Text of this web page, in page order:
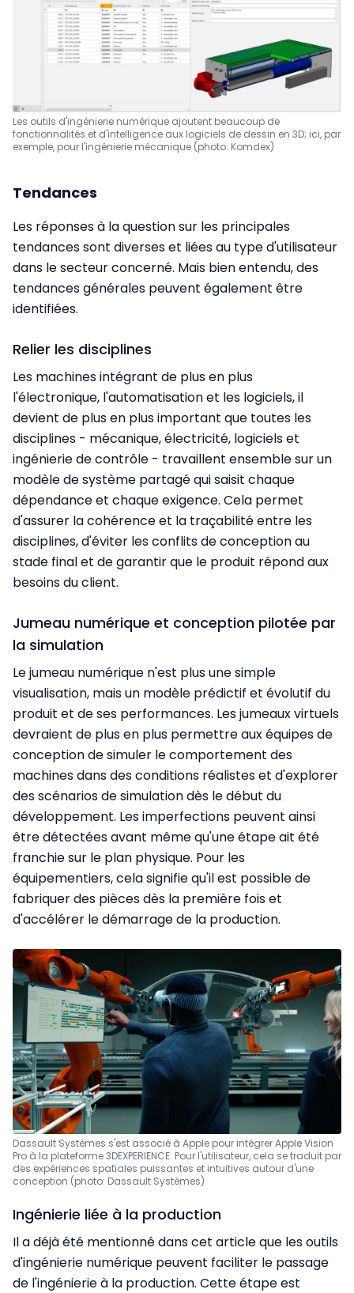
Les outils d'ingénierie numérique ajoutent beaucoup de
fonctionnalités et d'intelligence aux logiciels de dessin en 3D; ici, par
exemple, pour l'ingénierie mécanique (photo: Komdex)
Tendances
Les réponses à la question sur les principales
tendances sont diverses et liées au type d'utilisateur
dans le secteur concerné. Mais bien entendu, des
tendances générales peuvent également être
identifiées.
Relier les disciplines
Les machines intégrant de plus en plus
l'électronique, l'automatisation et les logiciels, il
devient de plus en plus important que toutes les
disciplines - mécanique, électricité, logiciels et
ingénierie de contrôle - travaillent ensemble sur un
modèle de système partagé qui saisit chaque
dépendance et chaque exigence. Cela permet
d'assurer la cohérence et la traçabilité entre les
disciplines, d'éviter les conflits de conception au
stade final et de garantir que le produit répond aux
besoins du client.
Jumeau numérique et conception pilotée par
la simulation
Le jumeau numérique n'est plus une simple
visualisation, mais un modèle prédictif et évolutif du
produit et de ses performances. Les jumeaux virtuels
devraient de plus en plus permettre aux équipes de
conception de simuler le comportement des
machines dans des conditions réalistes et d'explorer
des scénarios de simulation dès le début du
développement. Les imperfections peuvent ainsi
être détectées avant même qu'une étape ait été
franchie sur le plan physique. Pour les
équipementiers, cela signifie qu'il est possible de
fabriquer des pièces dès la première fois et
d'accélérer le démarrage de la production.
Dassault Systèmes s'est associé à Apple pour intégrer Apple Vision
Pro à la plateforme 3DEXPERIENCE. Pour l'utilisateur, cela se traduit par
des expériences spatiales puissantes et intuitives autour d'une
conception (photo: Dassault Systèmes)
Ingénierie liée à la production
Il a déjà été mentionné dans cet article que les outils
d'ingénierie numérique peuvent faciliter le passage
de l'ingénierie à la production. Cette étape est